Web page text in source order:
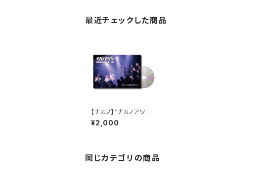
最近チェックした商品
【ナカノ】“ナカノアツシ
ワンマンライブ” DVD
¥2,000
同じカテゴリの商品